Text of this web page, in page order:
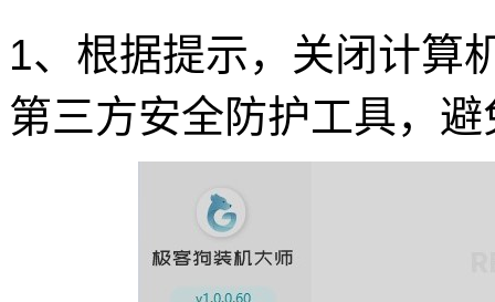
1、根据提示，关闭计算
第三方安全防护工具，